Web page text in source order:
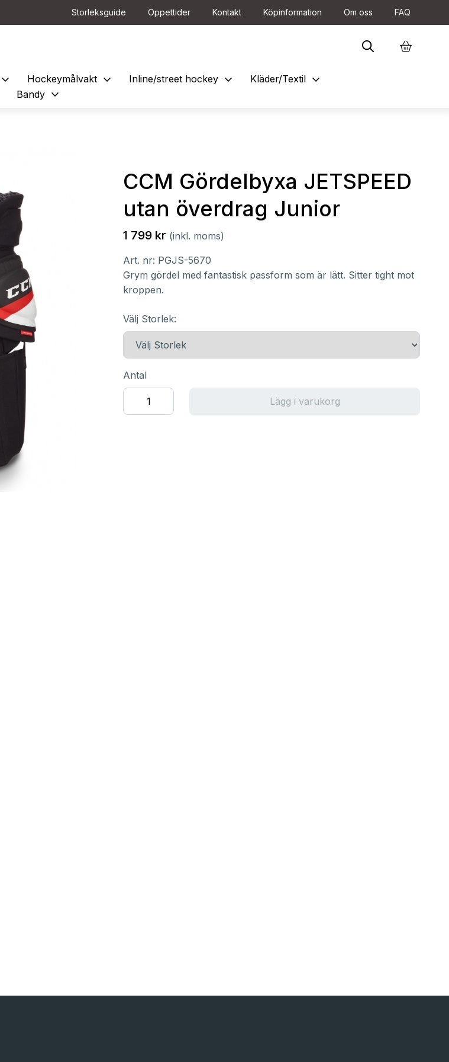
Storleksguide Öppettider Kontakt Köpinformation Om oss FAQ
expand_more Hockeymålvakt expand_more Inline/street hockey expand_more Kläder/Textil expand_more
Bandy expand_more
CCM Gördelbyxa JETSPEED
utan överdrag Junior
1 799 kr (inkl. moms)
Art. nr: PGJS-5670
Grym gördel med fantastisk passform som är lätt. Sitter tight mot
kroppen.
Välj Storlek:
Antal
Lägg i varukorg